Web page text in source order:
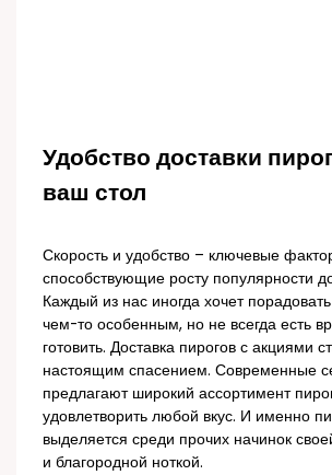
Удобство доставки
ваш стол
Скорость и удобство – ключевые
способствующие росту популярности
Каждый из нас иногда хочет
чем-то особенным, но не всегда есть
готовить. Доставка пирогов с акциями
настоящим спасением. Современные
предлагают широкий ассортимент
удовлетворить любой вкус. И именно
выделяется среди прочих начинок
и благородной ноткой.